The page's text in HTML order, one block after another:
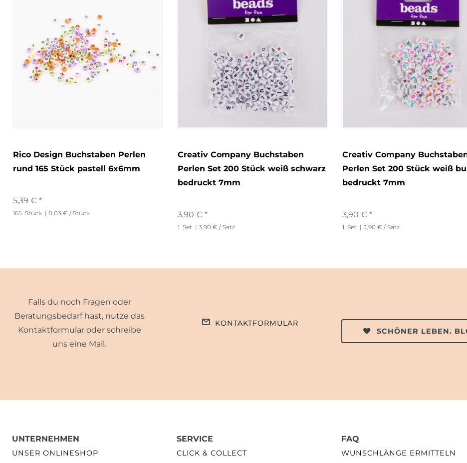
Rico Design Buchstaben Perlen
rund 165 Stück pastell 6x6mm
5,39 € *
165 Stück | 0,03 € / Stück
Creativ Company Buchstaben
Perlen Set 200 Stück weiß schwarz
bedruckt 7mm
3,90 € *
1 Set | 3,90 € / Satz
Creativ Company
Perlen Set 200 Stück weiß
bedruckt 7mm
3,90 € *
1 Set | 3,90 € / Satz
Falls du noch Fragen oder
Beratungsbedarf hast, nutze das
Kontaktformular oder schreibe
uns eine Mail.
KONTAKTFORMULAR
SCHÖNER LEBEN.
UNTERNEHMEN
UNSER ONLINESHOP
SERVICE
CLICK & COLLECT
FAQ
WUNSCHLÄNGE ERMITTELN